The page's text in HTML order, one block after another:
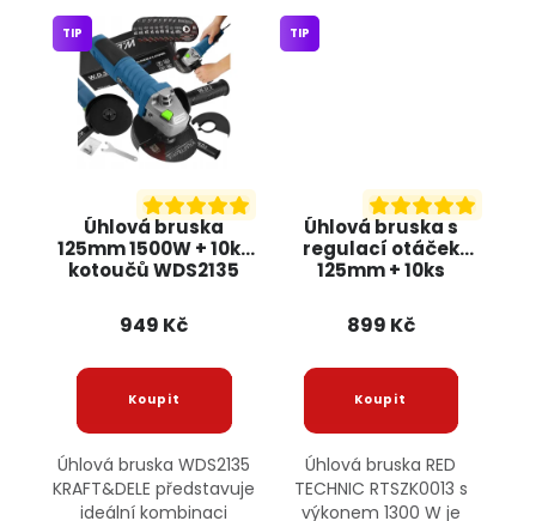
Úhlová bruska
125mm 1500W + 10ks
kotoučů WDS2135
TIP
949 Kč
Úhlová bruska WDS2135
KRAFT&DELE představuje
ideální kombinaci
Úhlová bruska s
regulací otáček
125mm + 10ks
RTSZK0013 RED
TECHNIC
TIP
899 Kč
Úhlová bruska RED
TECHNIC RTSZK0013 s
výkonem 1300 W je